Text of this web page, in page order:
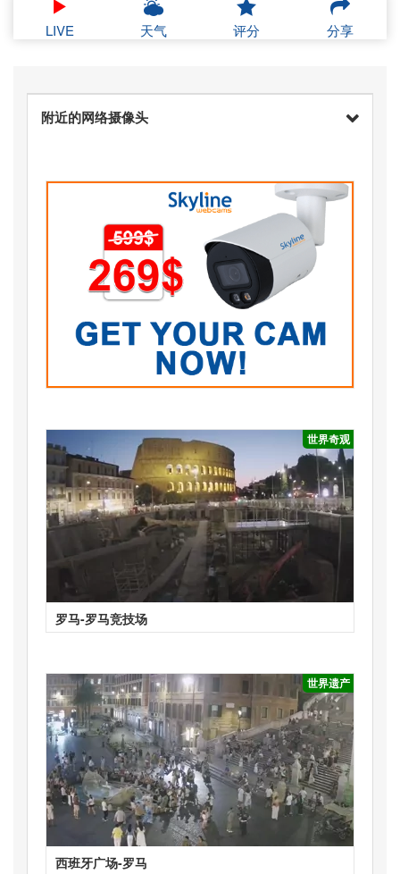
LIVE 天气 评分 分享
附近的网络摄像头
世界奇观
罗马-罗马竞技场
世界遗产
西班牙广场-罗马